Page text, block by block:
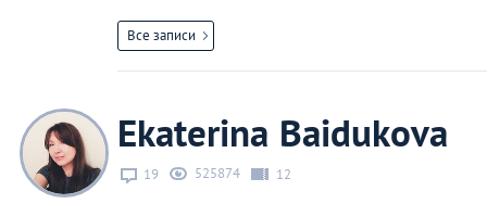
Все записи
Ekaterina Baidukova
19 525874 12